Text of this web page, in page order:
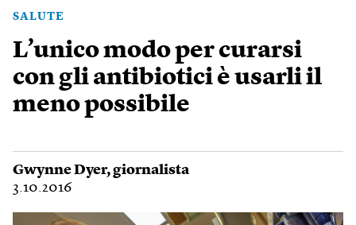
SALUTE
L’unico modo per curarsi
con gli antibiotici è usarli il
meno possibile
Gwynne Dyer, giornalista
3.10.2016